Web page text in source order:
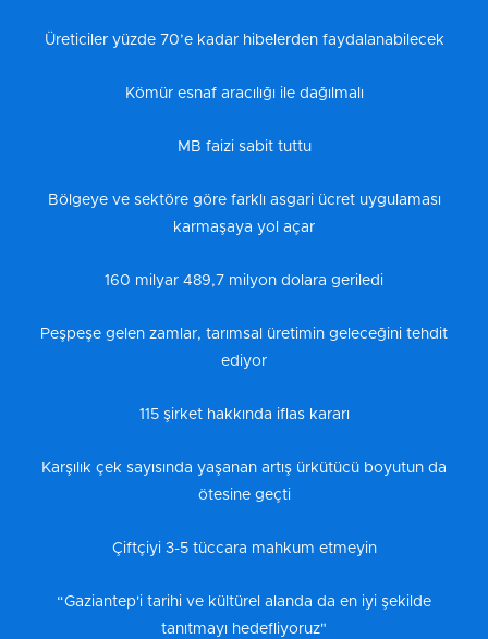
Üreticiler yüzde 70’e kadar hibelerden faydalanabilecek
Kömür esnaf aracılığı ile dağılmalı
MB faizi sabit tuttu
Bölgeye ve sektöre göre farklı asgari ücret uygulaması
karmaşaya yol açar
160 milyar 489,7 milyon dolara geriledi
Peşpeşe gelen zamlar, tarımsal üretimin geleceğini tehdit
ediyor
115 şirket hakkında iflas kararı
Karşılık çek sayısında yaşanan artış ürkütücü boyutun da
ötesine geçti
Çiftçiyi 3-5 tüccara mahkum etmeyin
“Gaziantep'i tarihi ve kültürel alanda da en iyi şekilde
tanıtmayı hedefliyoruz"